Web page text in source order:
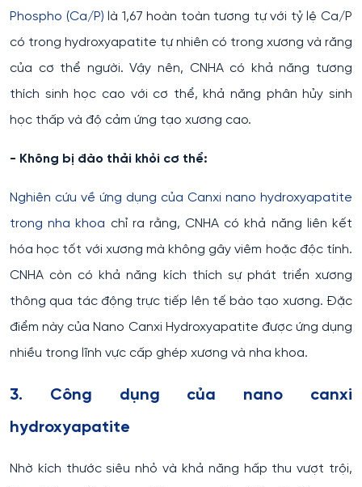
Phospho (Ca/P) là 1,67 hoàn toàn tương tự với tỷ lệ Ca/P
có trong hydroxyapatite tự nhiên có trong xương và răng
của cơ thể người. Vậy nên, CNHA có khả năng tương
thích sinh học cao với cơ thể, khả năng phân hủy sinh
học thấp và độ cảm ứng tạo xương cao.
- Không bị đào thải khỏi cơ thể:
Nghiên cứu về ứng dụng của Canxi nano hydroxyapatite
trong nha khoa chỉ ra rằng, CNHA có khả năng liên kết
hóa học tốt với xương mà không gây viêm hoặc độc tính.
CNHA còn có khả năng kích thích sự phát triển xương
thông qua tác động trực tiếp lên tế bào tạo xương. Đặc
điểm này của Nano Canxi Hydroxyapatite được ứng dụng
nhiều trong lĩnh vực cấp ghép xương và nha khoa.
3. Công dụng của nano canxi
hydroxyapatite
Nhờ kích thước siêu nhỏ và khả năng hấp thu vượt trội,